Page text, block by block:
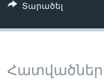
Տարածել
Հատվածներ